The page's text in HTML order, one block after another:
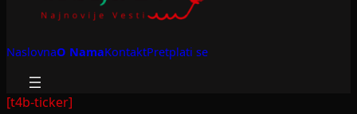
NaslovnaO NamaKontaktPretplati se
[t4b-ticker]